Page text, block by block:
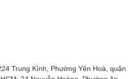
Trung Kính, Phường Yên Hoà, quận